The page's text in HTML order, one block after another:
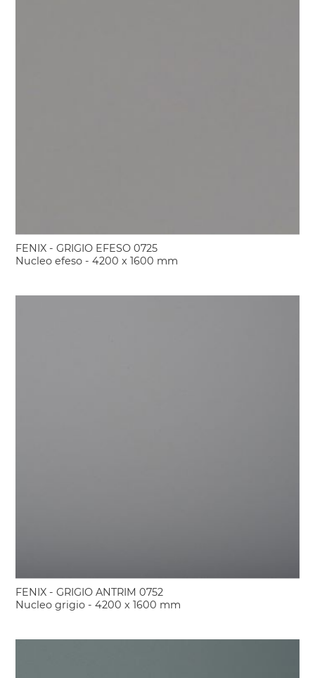
FENIX - GRIGIO EFESO 0725
Nucleo efeso - 4200 x 1600 mm
FENIX - GRIGIO ANTRIM 0752
Nucleo grigio - 4200 x 1600 mm